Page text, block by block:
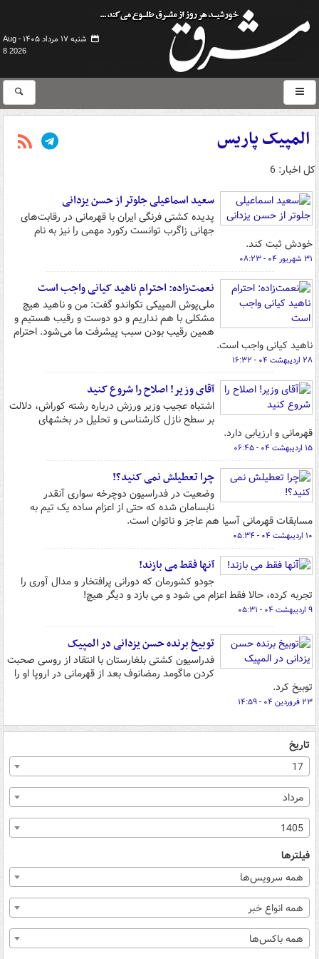
شنبه ۱۷ مرداد ۱۴۰۵ -
Aug
8 2026
المپیک پاریس
کل اخبار: 6
سعید اسماعیلی جلوتر از حسن یزدانی
پدیده کشتی فرنگی ایران با قهرمانی در رقابت‌های
جهانی زاگرب توانست رکورد مهمی را نیز به نام
خودش ثبت کند.
۳۱ شهریور ۰۴ - ۰۸:۲۳
نعمت‌زاده: احترام ناهید کیانی واجب است
ملی‌پوش المپیکی تکواندو گفت: من و ناهید هیچ
مشکلی با هم نداریم و دو دوست و رقیب هستیم و
همین رقیب بودن سبب پیشرفت ما می‌شود. احترام
ناهید کیانی واجب است.
۲۸ اردیبهشت ۰۴ - ۱۶:۳۲
آقای وزیر! اصلاح را شروع کنید
اشتباه عجیب وزیر ورزش درباره رشته کوراش، دلالت
بر سطح نازل کارشناسی و تحلیل در بخشهای
قهرمانی و ارزیابی دارد.
۱۵ اردیبهشت ۰۴ - ۰۶:۴۵
چرا تعطیلش نمی کنید؟!
وضعیت در فدراسیون دوچرخه سواری آنقدر
نابسامان شده که حتی از اعزام ساده یک تیم به
مسابقات قهرمانی آسیا هم عاجز و ناتوان است.
۱۰ اردیبهشت ۰۴ - ۰۵:۳۴
آنها فقط می بازند!
جودو کشورمان که دورانی پرافتخار و مدال آوری را
تجربه کرده، حالا فقط اعزام می شود و می بازد و دیگر هیچ!
۹ اردیبهشت ۰۴ - ۰۵:۳۱
توبیخ برنده حسن یزدانی در المپیک
فدراسیون کشتی بلغارستان با انتقاد از روسی صحبت
کردن ماگومد رمضانوف بعد از قهرمانی در اروپا او را
توبیخ کرد.
۲۳ فروردین ۰۴ - ۱۴:۵۹
تاریخ
17
مرداد
1405
فیلترها
همه سرویس‌ها
همه انواع خبر
همه باکس‌ها